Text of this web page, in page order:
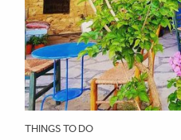
THINGS TO DO